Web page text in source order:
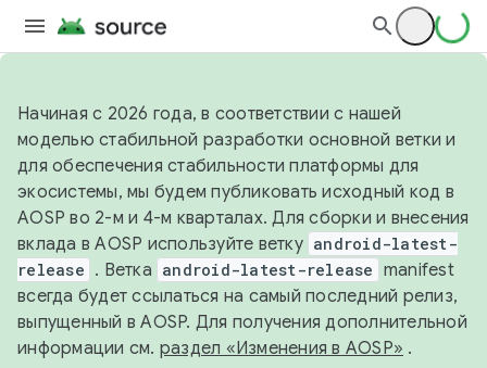
Начиная с 2026 года, в соответствии с нашей
моделью стабильной разработки основной ветки и
для обеспечения стабильности платформы для
экосистемы, мы будем публиковать исходный код в
AOSP во 2-м и 4-м кварталах. Для сборки и внесения
вклада в AOSP используйте ветку android-latest-
release . Ветка android-latest-release manifest
всегда будет ссылаться на самый последний релиз,
выпущенный в AOSP. Для получения дополнительной
информации см. раздел «Изменения в AOSP» .